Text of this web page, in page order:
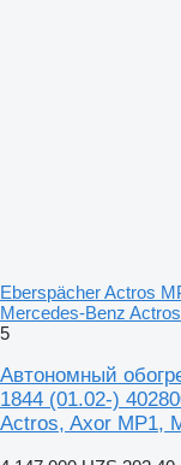
Eberspächer Actros
Mercedes-Benz
5
Автономный
1844 (01.02-)
Actros, Axor MP1,